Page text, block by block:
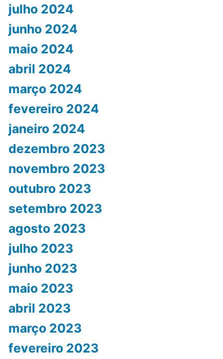
julho 2024
junho 2024
maio 2024
abril 2024
março 2024
fevereiro 2024
janeiro 2024
dezembro 2023
novembro 2023
outubro 2023
setembro 2023
agosto 2023
julho 2023
junho 2023
maio 2023
abril 2023
março 2023
fevereiro 2023